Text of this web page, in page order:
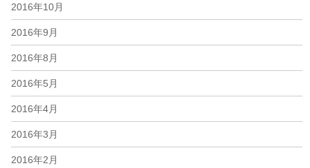
2016年10月
2016年9月
2016年8月
2016年5月
2016年4月
2016年3月
2016年2月